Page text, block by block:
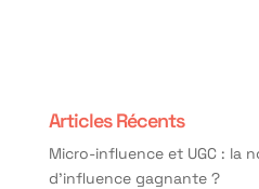
Articles Récents
Micro-influence et UGC : la
d’influence gagnante ?